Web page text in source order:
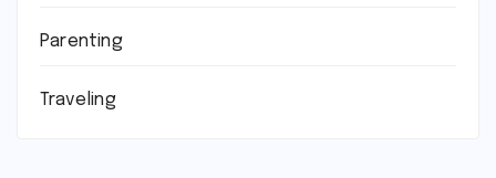
Parenting
Traveling